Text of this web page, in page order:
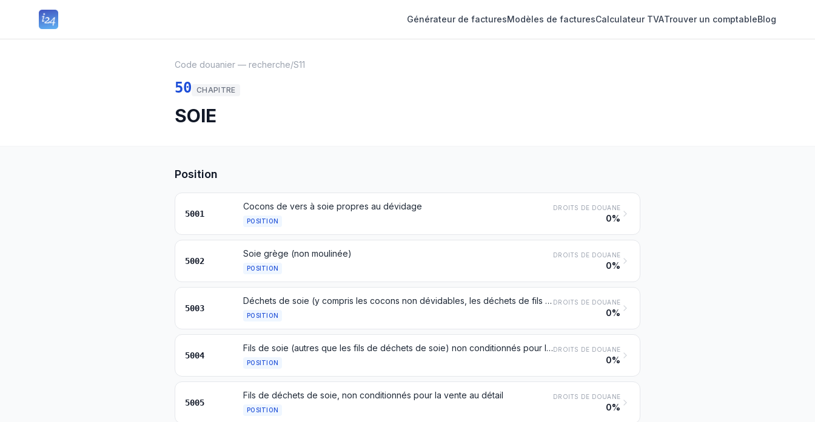
Générateur de facturesModèles de facturesCalculateur TVATrouver un comptableBlog
Code douanier — recherche/S11
50 CHAPITRE
SOIE
Position
5001
Cocons de vers à soie propres au dévidage
POSITION
DROITS DE DOUANE
0%
5002
Soie grège (non moulinée)
POSITION
DROITS DE DOUANE
0%
5003
Déchets de soie (y compris les cocons non dévidables, les déchets de fils et les effilochés)
POSITION
DROITS DE DOUANE
0%
5004
Fils de soie (autres que les fils de déchets de soie) non conditionnés pour la vente au détail
POSITION
DROITS DE DOUANE
0%
5005
Fils de déchets de soie, non conditionnés pour la vente au détail
POSITION
DROITS DE DOUANE
0%